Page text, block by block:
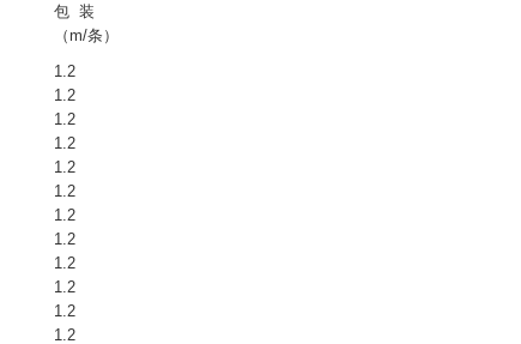
包 装
（m/条）
1.2
1.2
1.2
1.2
1.2
1.2
1.2
1.2
1.2
1.2
1.2
1.2